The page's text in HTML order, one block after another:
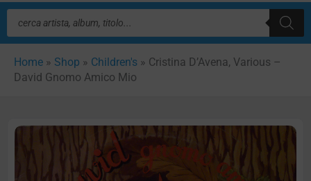
Ricerca
prodotti
Home » Shop » Children's » Cristina D’Avena, Various –
David Gnomo Amico Mio